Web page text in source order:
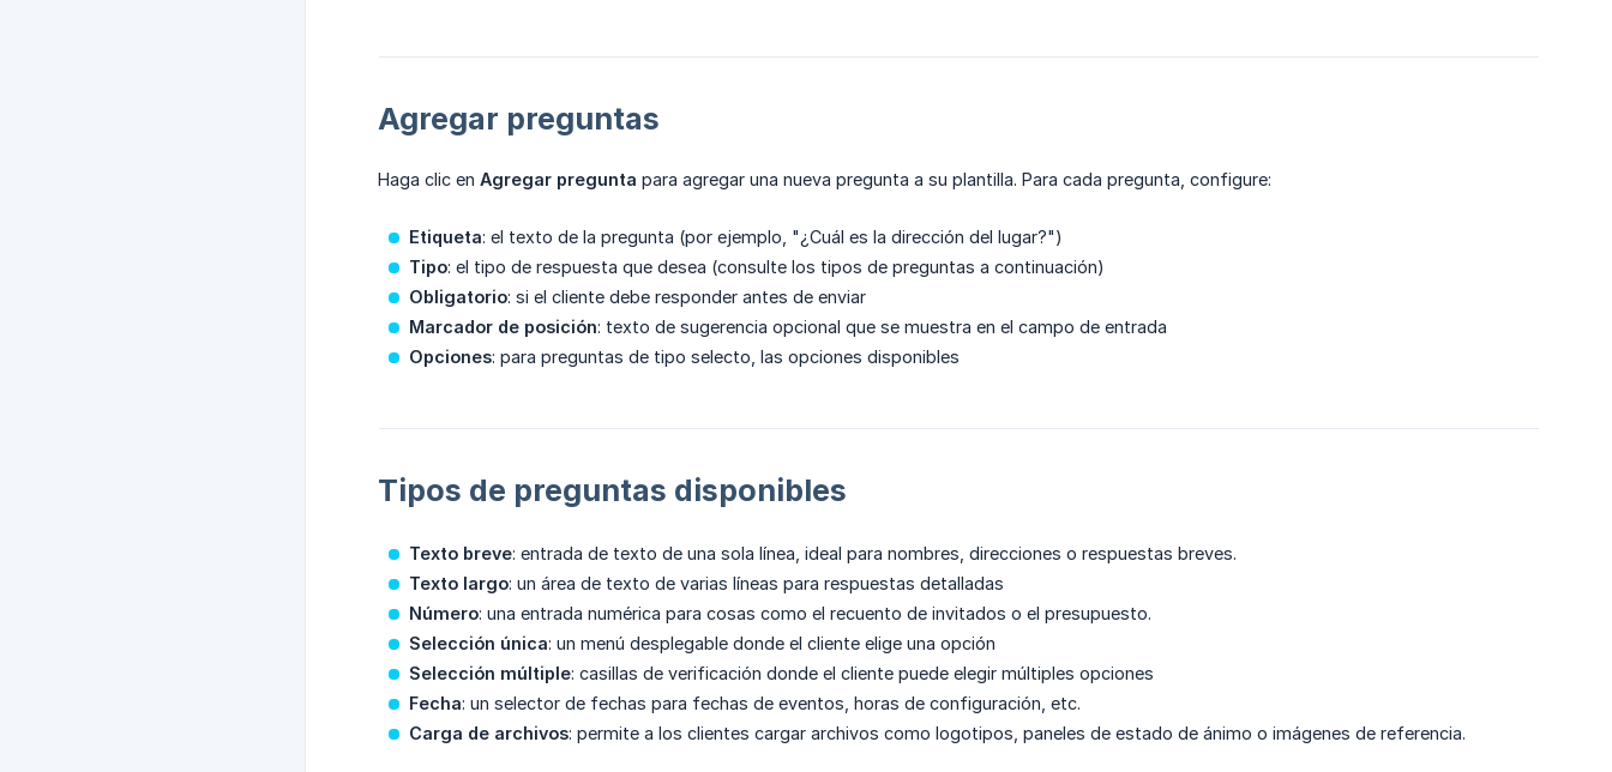
Agregar preguntas
Haga clic en Agregar pregunta para agregar una nueva pregunta a su plantilla. Para cada pregunta, configure:
Etiqueta: el texto de la pregunta (por ejemplo, "¿Cuál es la dirección del lugar?")
Tipo: el tipo de respuesta que desea (consulte los tipos de preguntas a continuación)
Obligatorio: si el cliente debe responder antes de enviar
Marcador de posición: texto de sugerencia opcional que se muestra en el campo de entrada
Opciones: para preguntas de tipo selecto, las opciones disponibles
Tipos de preguntas disponibles
Texto breve: entrada de texto de una sola línea, ideal para nombres, direcciones o respuestas breves.
Texto largo: un área de texto de varias líneas para respuestas detalladas
Número: una entrada numérica para cosas como el recuento de invitados o el presupuesto.
Selección única: un menú desplegable donde el cliente elige una opción
Selección múltiple: casillas de verificación donde el cliente puede elegir múltiples opciones
Fecha: un selector de fechas para fechas de eventos, horas de configuración, etc.
Carga de archivos: permite a los clientes cargar archivos como logotipos, paneles de estado de ánimo o imágenes de referencia.